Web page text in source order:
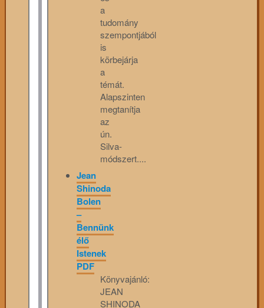
a
tudomány
szempontjából
is
körbejárja
a
témát.
Alapszinten
megtanítja
az
ún.
Silva-
módszert....
Jean
Shinoda
Bolen
–
Bennünk
élő
Istenek
PDF
Könyvajánló:
JEAN
SHINODA